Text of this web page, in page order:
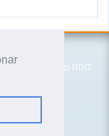
UPC), Edifici RDIT